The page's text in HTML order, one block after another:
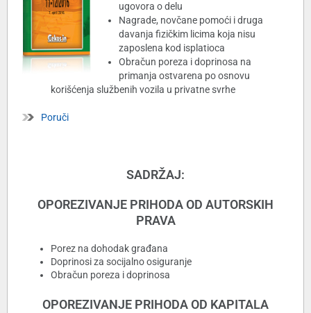
ugovora o delu
Nagrade, novčane pomoći i druga
davanja fizičkim licima koja nisu
zaposlena kod isplatioca
Obračun poreza i doprinosa na
primanja ostvarena po osnovu
korišćenja službenih vozila u privatne svrhe
Poruči
SADRŽAJ:
OPOREZIVANJE PRIHODA OD AUTORSKIH
PRAVA
Porez na dohodak građana
Doprinosi za socijalno osiguranje
Obračun poreza i doprinosa
OPOREZIVANJE PRIHODA OD KAPITALA